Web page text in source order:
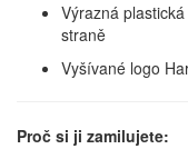
Výrazná
straně
Vyšívané logo
Proč si ji zamilujete: